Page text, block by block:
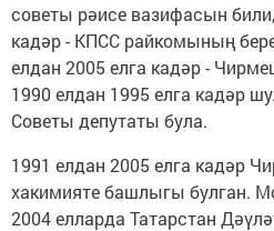
советы рәисе вазифасын
кадәр - КПСС райкомының
елдан 2005 елга кадәр -
1990 елдан 1995 елга кадәр
Советы депутаты була.
1991 елдан 2005 елга кадәр
хакимияте башлыгы булган.
2004 елларда Татарстан